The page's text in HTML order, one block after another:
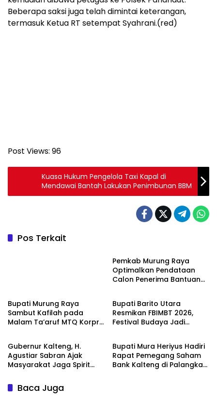
Beberapa saksi juga telah dimintai keterangan,
termasuk Ketua RT setempat Syahrani.(red)
Post Views: 96
Kuasa Hukum Pengelola Taxi Kapal di
Mendawai Bantah Lakukan Penimbunan BBM
Pos Terkait
Pemkab Murung Raya
Optimalkan Pendataan
Calon Penerima Bantuan
Bupati Murung Raya
Sambut Kafilah pada
Malam Ta’aruf MTQ Korpri
Eksekutif
Bupati Barito Utara
Resmikan FBIMBT 2026,
Festival Budaya Jadi
Muda
Uncategorized
Gubernur Kalteng, H.
Agustiar Sabran Ajak
Masyarakat Jaga Spirit
Penutupan FBIM 2026
Uncategorized
Bupati Mura Heriyus Hadiri
Rapat Pemegang Saham
Bank Kalteng di Palangka
Baca Juga